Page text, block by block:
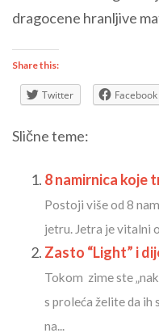
dragocene hranljive
Share this:
Twitter Facebook
Slične teme:
8 namirnica koje
Postoji više od 8
jetru. Jetra je vitalni
Zasto “Light” i
Tokom zime ste
s proleća želite da ih
na...